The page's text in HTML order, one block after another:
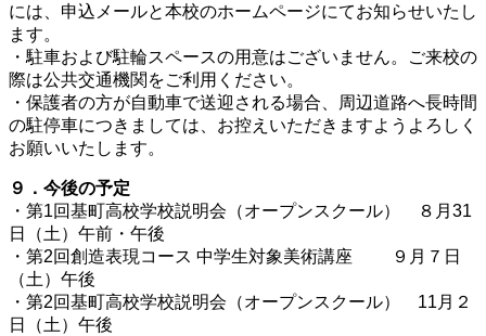
には、申込メールと本校のホームページにてお知らせいたし
ます。
・駐車および駐輪スペースの用意はございません。ご来校の
際は公共交通機関をご利用ください。
・保護者の方が自動車で送迎される場合、周辺道路へ長時間
の駐停車につきましては、お控えいただきますようよろしく
お願いいたします。
９．今後の予定
・第1回基町高校学校説明会（オープンスクール） ８月31
日（土）午前・午後
・第2回創造表現コース 中学生対象美術講座 ９月７日
（土）午後
・第2回基町高校学校説明会（オープンスクール） 11月２
日（土）午後